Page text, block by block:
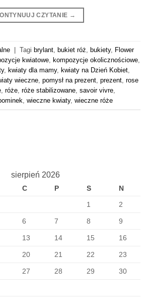
CZYTANIE →
| Tagi brylant bukiet róż bukiety, Flower
kwiatowe kompozycje okolicznościowe
, kwiaty dla mamy, kwiaty na Dzień Kobiet
wieczne pomysł na prezent prezent rose
róże róże stabilizowane savoir vivre
wieczne kwiaty, wieczne róże
sierpień 2026
C P S
N
1
2
6 7 8 9
13 14 15 16
20 21 22 23
27 28 29 30